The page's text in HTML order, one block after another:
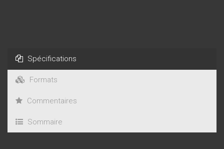
Spécifications
Formats
Commentaires
Sommaire